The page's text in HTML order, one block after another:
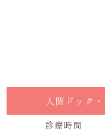
人間ドック
診療時間